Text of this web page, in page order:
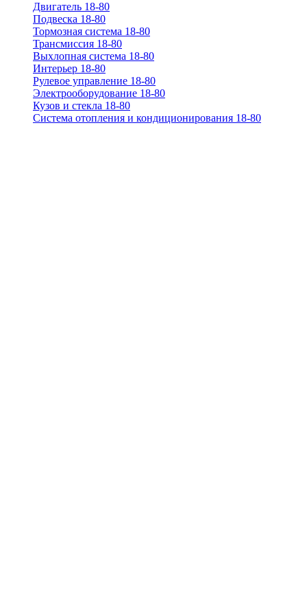
Двигатель 18-80
Подвеска 18-80
Тормозная система 18-80
Трансмиссия 18-80
Выхлопная система 18-80
Интерьер 18-80
Рулевое управление 18-80
Электрооборудование 18-80
Кузов и стекла 18-80
Система отопления и кондиционирования 18-80